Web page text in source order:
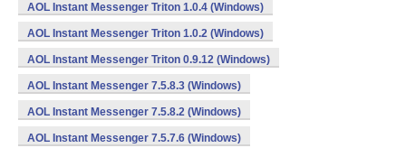
AOL Instant Messenger Triton 1.0.4 (Windows)
AOL Instant Messenger Triton 1.0.2 (Windows)
AOL Instant Messenger Triton 0.9.12 (Windows)
AOL Instant Messenger 7.5.8.3 (Windows)
AOL Instant Messenger 7.5.8.2 (Windows)
AOL Instant Messenger 7.5.7.6 (Windows)